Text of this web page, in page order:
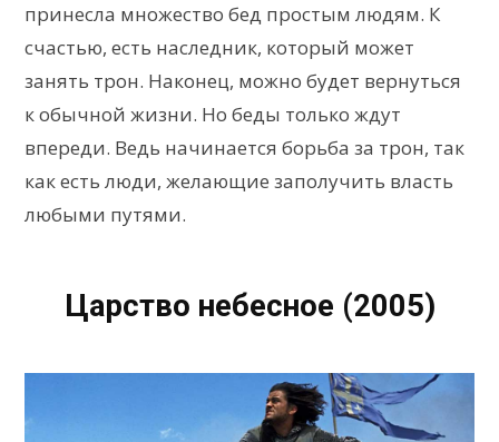
принесла множество бед простым людям. К
счастью, есть наследник, который может
занять трон. Наконец, можно будет вернуться
к обычной жизни. Но беды только ждут
впереди. Ведь начинается борьба за трон, так
как есть люди, желающие заполучить власть
любыми путями.
Царство небесное (2005)